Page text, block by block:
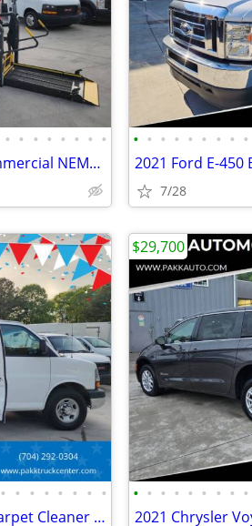
• • • • • • • •
2019 RAM ProMaster 2500 Commercial NEMT Wheelchair Gurney Van w/ Lift
• • • • • • • • •
7/28
• • • • • • • •
2015 Chevrolet Express 3500 Carpet Cleaner BUTLER CLEANING SYSTEM
• • • • • • • • •
$29,700